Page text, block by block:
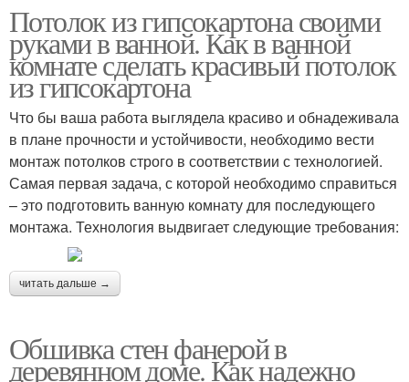
Потолок из гипсокартона своими
руками в ванной. Как в ванной
комнате сделать красивый потолок
из гипсокартона
Что бы ваша работа выглядела красиво и обнадеживала
в плане прочности и устойчивости, необходимо вести
монтаж потолков строго в соответствии с технологией.
Самая первая задача, с которой необходимо справиться
– это подготовить ванную комнату для последующего
монтажа. Технология выдвигает следующие требования:
читать дальше →
Обшивка стен фанерой в
деревянном доме. Как надежно